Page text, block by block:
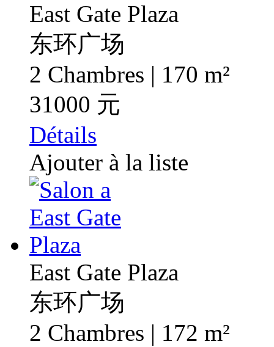
East Gate Plaza
东环广场
2 Chambres | 170 m²
31000 元
Détails
Ajouter à la liste
East Gate Plaza
东环广场
2 Chambres | 172 m²